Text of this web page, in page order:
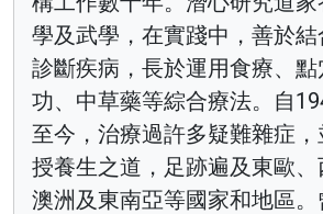
學及武學，在實踐中，善於
診斷疾病，長於運用食療、
功、中草藥等綜合療法。自
至今，治療過許多疑難雜症
授養生之道，足跡遍及東歐、
澳洲及東南亞等國家和地區